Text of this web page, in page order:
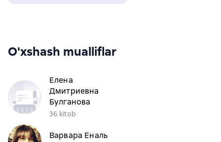
O'xshash mualliflar
Елена
Дмитриевна
Булганова
36 kitob
Варвара Еналь